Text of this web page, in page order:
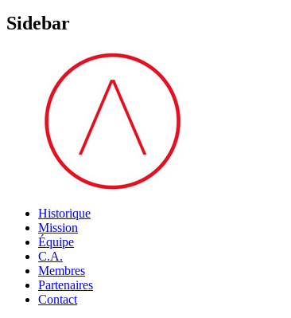
Sidebar
Historique
Mission
Équipe
C.A.
Membres
Partenaires
Contact